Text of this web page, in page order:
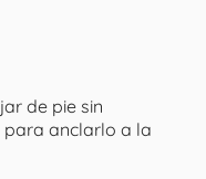
de pie sin
para anclarlo a la